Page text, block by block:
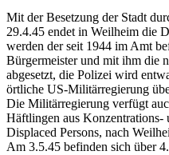
Mit der Besetzung der Stadt
29.4.45 endet in Weilheim die
werden der seit 1944 im Amt
Bürgermeister und mit ihm die
abgesetzt, die Polizei wird
örtliche US-Militärregierung
Die Militärregierung verfügt
Häftlingen aus Konzentrations-
Displaced Persons, nach
Am 3.5.45 befinden sich über